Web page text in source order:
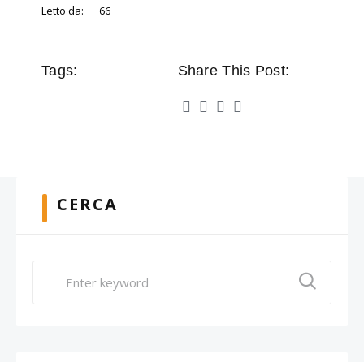
Letto da: 66
Tags: Share This Post:
CERCA